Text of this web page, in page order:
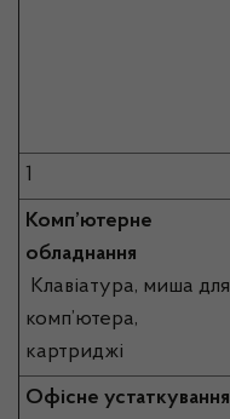
1
Комп’ютерне
обладнання
Клавіатура, миша для
комп’ютера,
картриджі
Офісне устаткування